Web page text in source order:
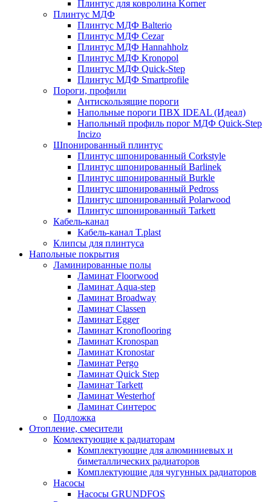
Плинтус для ковролина Korner
Плинтус МДФ
Плинтус МДФ Balterio
Плинтус МДФ Cezar
Плинтус МДФ Hannahholz
Плинтус МДФ Kronopol
Плинтус МДФ Quick-Step
Плинтус МДФ Smartprofile
Пороги, профили
Антискользящие пороги
Напольные пороги ПВХ IDEAL (Идеал)
Напольный профиль порог МДФ Quick-Step
Incizo
Шпонированный плинтус
Плинтус шпонированный Corkstyle
Плинтус шпонированный Barlinek
Плинтус шпонированный Burkle
Плинтус шпонированный Pedross
Плинтус шпонированный Polarwood
Плинтус шпонированный Tarkett
Кабель-канал
Кабель-канал T.plast
Клипсы для плинтуса
Напольные покрытия
Ламинированные полы
Ламинат Floorwood
Ламинат Aqua-step
Ламинат Broadway
Ламинат Classen
Ламинат Egger
Ламинат Kronoflooring
Ламинат Kronospan
Ламинат Kronostar
Ламинат Pergo
Ламинат Quick Step
Ламинат Tarkett
Ламинат Westerhof
Ламинат Синтерос
Подложка
Отопление, смесители
Комлектующие к радиаторам
Комплектующие для алюминиевых и
биметаллических радиаторов
Комплектующие для чугунных радиаторов
Насосы
Насосы GRUNDFOS